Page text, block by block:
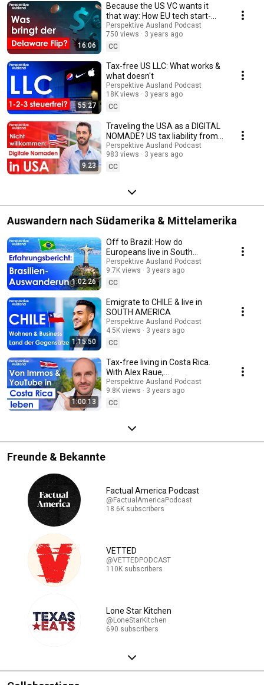
Firmengründung ist ein Thema, das wir hier immer wieder in allen Facetten
behandeln. Die Gründung einer US-Gesellschaft ist für die meisten US-
Auswanderer essenziell. Aber auch wer "nur" ein zweites Standbein in
den USA gründen will, muss sich oft mit US-Rechtsformen befassen. Und
schliesslich stellen wir auch noch diverse Investitionsmöglichkeiten und
Geldanlagen in den USA vor, die für dich relevant sind, wenn du
ausserhalb Europas diversifizieren willst.
16:06
Because the US VC wants it
that way: How EU tech start-
ups are setting up in Delaware
Perspektive Ausland Podcast
750 views
3 years ago
CC
55:27
Tax-free US LLC: What works &
what doesn't
Perspektive Ausland Podcast
18K views
3 years ago
CC
9:23
Traveling the USA as a DIGITAL
NOMADE? US tax liability from
$2000!
Perspektive Ausland Podcast
983 views
3 years ago
CC
Auswandern nach Südamerika & Mittelamerika
1:02:26
Off to Brazil: How do
Europeans live in South
America's largest country?
Perspektive Ausland Podcast
9.7K views
3 years ago
CC
1:15:50
Emigrate to CHILE & live in
SOUTH AMERICA
Perspektive Ausland Podcast
4.5K views
3 years ago
CC
1:00:13
Tax-free living in Costa Rica.
With Alex Raue,
Vermietertagebuch
Perspektive Ausland Podcast
9.8K views
3 years ago
CC
Freunde & Bekannte
Factual America Podcast
@FactualAmericaPodcast
18.6K subscribers
VETTED
@VETTEDPODCAST
110K subscribers
Lone Star Kitchen
@LoneStarKitchen
690 subscribers